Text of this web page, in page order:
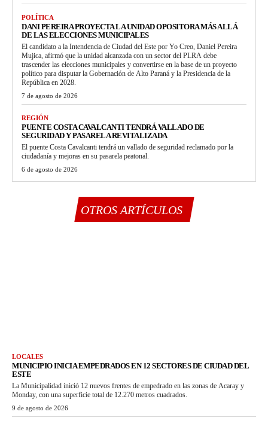
POLÍTICA
DANI PEREIRA PROYECTA LA UNIDAD OPOSITORA MÁS ALLÁ
DE LAS ELECCIONES MUNICIPALES
El candidato a la Intendencia de Ciudad del Este por Yo Creo, Daniel Pereira
Mujica, afirmó que la unidad alcanzada con un sector del PLRA debe
trascender las elecciones municipales y convertirse en la base de un proyecto
político para disputar la Gobernación de Alto Paraná y la Presidencia de la
República en 2028.
7 de agosto de 2026
REGIÓN
PUENTE COSTA CAVALCANTI TENDRÁ VALLADO DE
SEGURIDAD Y PASARELA REVITALIZADA
El puente Costa Cavalcanti tendrá un vallado de seguridad reclamado por la
ciudadanía y mejoras en su pasarela peatonal.
6 de agosto de 2026
OTROS ARTÍCULOS
LOCALES
MUNICIPIO INICIA EMPEDRADOS EN 12 SECTORES DE CIUDAD DEL
ESTE
La Municipalidad inició 12 nuevos frentes de empedrado en las zonas de Acaray y
Monday, con una superficie total de 12.270 metros cuadrados.
9 de agosto de 2026